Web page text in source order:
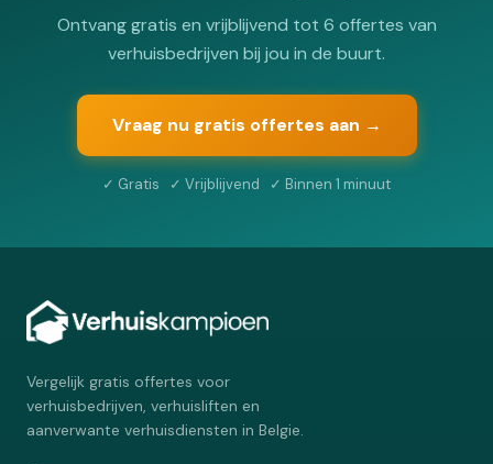
Ontvang gratis en vrijblijvend tot 6 offertes van
verhuisbedrijven bij jou in de buurt.
Vraag nu gratis offertes aan →
✓ Gratis ✓ Vrijblijvend ✓ Binnen 1 minuut
Vergelijk gratis offertes voor
verhuisbedrijven, verhuisliften en
aanverwante verhuisdiensten in Belgie.